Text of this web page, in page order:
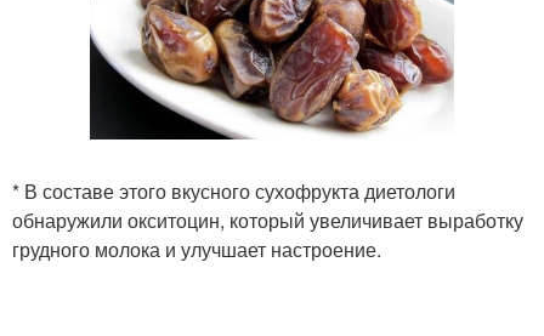
* В составе этого вкусного сухофрукта диетологи
обнаружили окситоцин, который увеличивает выработку
грудного молока и улучшает настроение.